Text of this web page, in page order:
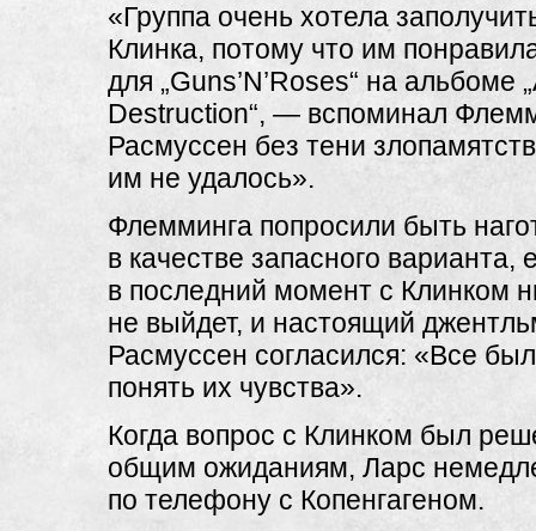
«Группа очень хотела
Клинка, потому что им
для „Guns’N’Roses“ на альбоме
Destruction“, — вспоминал
Расмуссен без тени
им не удалось».
Флемминга попросили быть
в качестве запасного варианта,
в последний момент с Клинком
не выйдет, и настоящий
Расмуссен согласился: «Все
понять их чувства».
Когда вопрос с Клинком был
общим ожиданиям, Ларс
по телефону с Копенгагеном.